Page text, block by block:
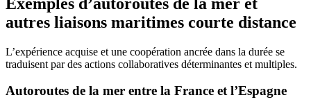
autres liaisons maritimes courte distance
L’expérience acquise et une coopération ancrée dans la durée se
traduisent par des actions collaboratives déterminantes et multiples.
Autoroutes de la mer entre la France et l’Espagne